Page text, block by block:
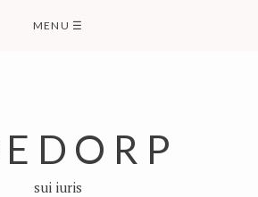
MENU ☰
sui iuris